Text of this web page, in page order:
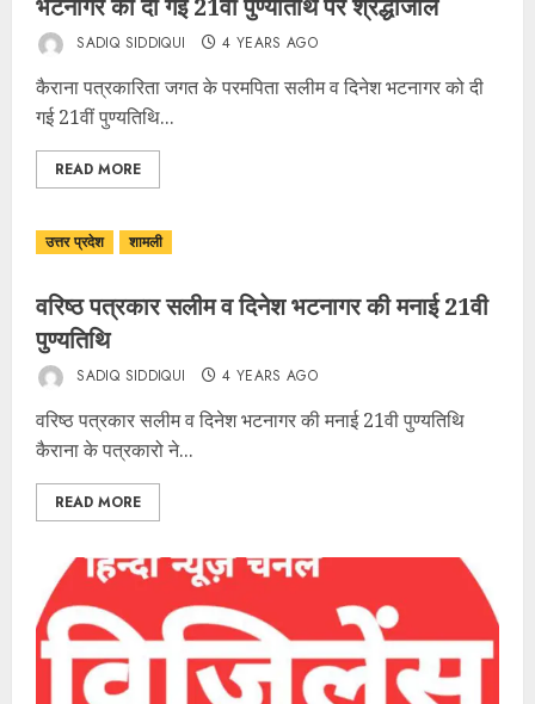
भटनागर को दी गई 21वीं पुण्यतिथि पर श्रद्धांजलि
SADIQ SIDDIQUI 4 YEARS AGO
कैराना पत्रकारिता जगत के परमपिता सलीम व दिनेश भटनागर को दी
गई 21वीं पुण्यतिथि...
READ MORE
उत्तर प्रदेश शामली
वरिष्ठ पत्रकार सलीम व दिनेश भटनागर की मनाई 21वी
पुण्यतिथि
SADIQ SIDDIQUI 4 YEARS AGO
वरिष्ठ पत्रकार सलीम व दिनेश भटनागर की मनाई 21वी पुण्यतिथि
कैराना के पत्रकारो ने...
READ MORE